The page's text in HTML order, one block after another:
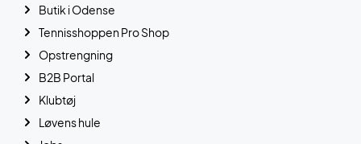
Butik i Odense
Tennisshoppen Pro Shop
Opstrengning
B2B Portal
Klubtøj
Løvens hule